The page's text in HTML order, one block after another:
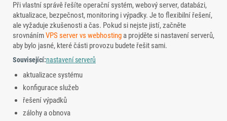
Při vlastní správě řešíte operační systém, webový server, databázi,
aktualizace, bezpečnost, monitoring i výpadky. Je to flexibilní řešení,
ale vyžaduje zkušenosti a čas. Pokud si nejste jistí, začněte
srovnánímVPS server vs webhosting a projděte si nastavení serverů,
aby bylo jasné, které části provozu budete řešit sami.
Související:nastavení serverů
aktualizace systému
konfigurace služeb
řešení výpadků
zálohy a obnova